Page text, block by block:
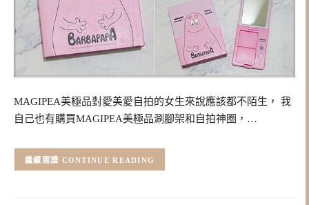
MAGIPEA美極品對愛美愛自拍的女生來說應該都不陌生， 我
自己也有購買MAGIPEA美極品涮腳架和自拍神圈，…
CONTINUE READING